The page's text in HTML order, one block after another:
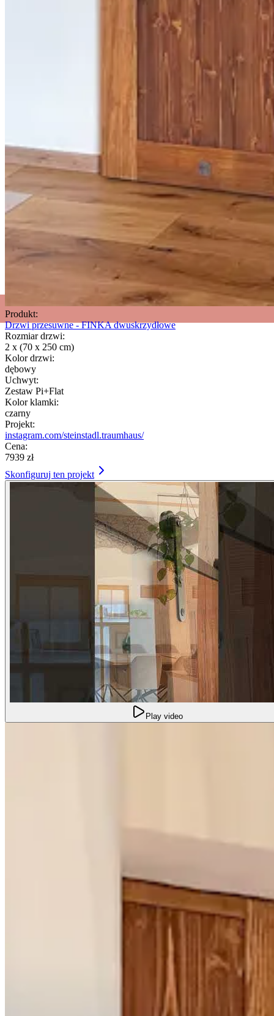
Produkt:
Drzwi przesuwne - FINKA dwuskrzydłowe
Rozmiar drzwi:
2 x (70 x 250 cm)
Kolor drzwi:
dębowy
Uchwyt:
Zestaw Pi+Flat
Kolor klamki:
czarny
Projekt:
instagram.com/steinstadl.traumhaus/
Cena:
7939 zł
Skonfiguruj ten projekt
Play video